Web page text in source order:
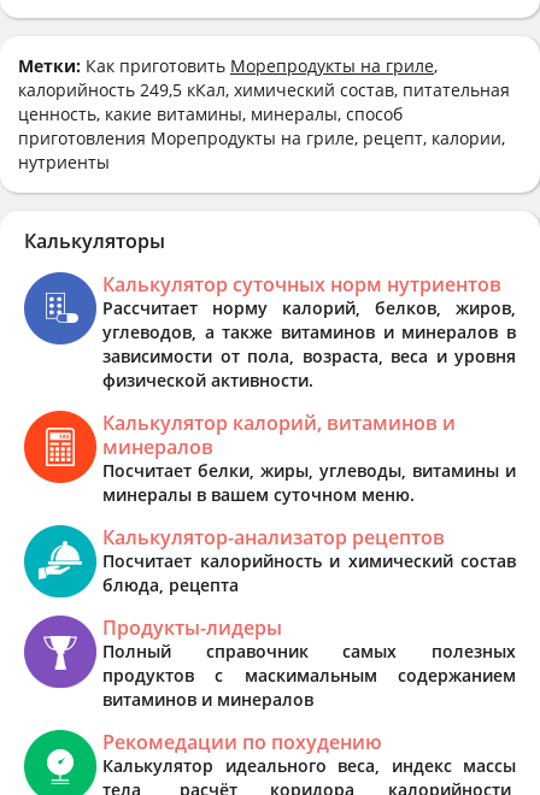
Метки: Как приготовить Морепродукты на гриле,
калорийность 249,5 кКал, химический состав, питательная
ценность, какие витамины, минералы, способ
приготовления Морепродукты на гриле, рецепт, калории,
нутриенты
Калькуляторы
Калькулятор суточных норм нутриентов
Рассчитает норму калорий, белков, жиров,
углеводов, а также витаминов и минералов в
зависимости от пола, возраста, веса и уровня
физической активности.
Калькулятор калорий, витаминов и
минералов
Посчитает белки, жиры, углеводы, витамины и
минералы в вашем суточном меню.
Калькулятор-анализатор рецептов
Посчитает калорийность и химический состав
блюда, рецепта
Продукты-лидеры
Полный справочник самых полезных
продуктов с маскимальным содержанием
витаминов и минералов
Рекомедации по похудению
Калькулятор идеального веса, индекс массы
тела, расчёт коридора калорийности,